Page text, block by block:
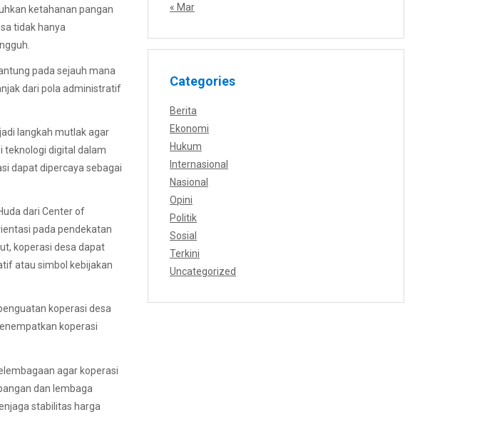
ketahanan pangan
tidak hanya
pada sejauh mana
dari pola administratif
langkah mutlak agar
teknologi digital dalam
dapat dipercaya sebagai
dari Center of
pada pendekatan
koperasi desa dapat
atau simbol kebijakan
koperasi desa
koperasi
agar koperasi
dan lembaga
stabilitas harga
« Mar
Categories
Berita
Ekonomi
Hukum
Internasional
Nasional
Opini
Politik
Sosial
Terkini
Uncategorized